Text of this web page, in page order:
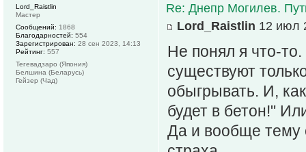
Re: Днепр Могилев.
Lord_Raistlin 12 июл
Не понял я что-
существуют
обыгрывать. И,
будет в бетон!"
Да и вообще тему
Lord_Raistlin
Мастер
Сообщений: 1868
Благодарностей: 554
Зарегистрирован: 28 сен 2023, 14:13
Рейтинг: 557
Тегевадзаро (Япония)
Белшина (Беларусь)
Гейзер (Чад)